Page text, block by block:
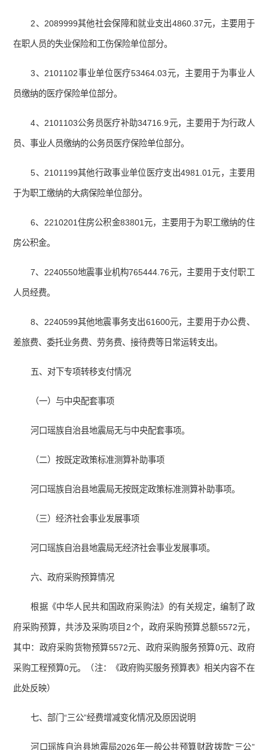
2、2089999其他社会保障和就业支出4860.37元，主要用于
在职人员的失业保险和工伤保险单位部分。
3、2101102事业单位医疗53464.03元，主要用于为事业人
员缴纳的医疗保险单位部分。
4、2101103公务员医疗补助34716.9元，主要用于为行政人
员、事业人员缴纳的公务员医疗保险单位部分。
5、2101199其他行政事业单位医疗支出4981.01元，主要用
于为职工缴纳的大病保险单位部分。
6、2210201住房公积金83801元，主要用于为职工缴纳的住
房公积金。
7、2240550地震事业机构765444.76元，主要用于支付职工
人员经费。
8、2240599其他地震事务支出61600元，主要用于办公费、
差旅费、委托业务费、劳务费、接待费等日常运转支出。
五、对下专项转移支付情况
（一）与中央配套事项
河口瑶族自治县地震局无与中央配套事项。
（二）按既定政策标准测算补助事项
河口瑶族自治县地震局无按既定政策标准测算补助事项。
（三）经济社会事业发展事项
河口瑶族自治县地震局无经济社会事业发展事项。
六、政府采购预算情况
根据《中华人民共和国政府采购法》的有关规定，编制了政
府采购预算，共涉及采购项目2个，政府采购预算总额5572元，
其中：政府采购货物预算5572元、政府采购服务预算0元、政府
采购工程预算0元。（注：《政府购买服务预算表》相关内容不在
此处反映）
七、部门“三公”经费增减变化情况及原因说明
河口瑶族自治县地震局2026年一般公共预算财政拨款“三公”